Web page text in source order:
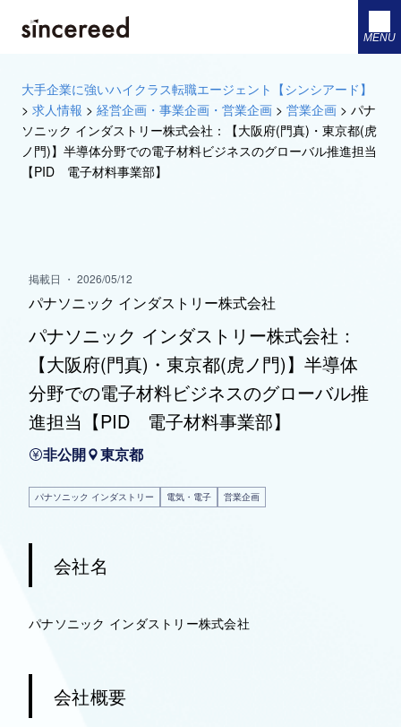
MENU
大手企業に強いハイクラス転職エージェント【シンシアード】
> 求人情報 > 経営企画・事業企画・営業企画 > 営業企画 > パナ
ソニック インダストリー株式会社：【大阪府(門真)・東京都(虎
ノ門)】半導体分野での電子材料ビジネスのグローバル推進担当
【PID 電子材料事業部】
掲載日 ・ 2026/05/12
パナソニック インダストリー株式会社
パナソニック インダストリー株式会社：
【大阪府(門真)・東京都(虎ノ門)】半導体
分野での電子材料ビジネスのグローバル推
進担当【PID 電子材料事業部】
非公開 東京都
パナソニック インダストリー 電気・電子 営業企画
会社名
パナソニック インダストリー株式会社
会社概要